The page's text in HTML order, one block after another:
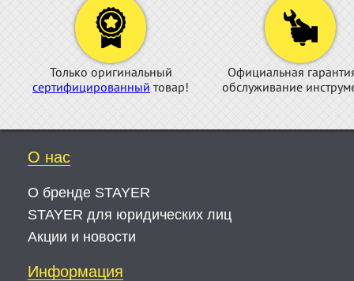
Только оригинальный
сертифицированный товар!
Официальная
обслуживание
О нас
О бренде STAYER
STAYER для юридических лиц
Акции и новости
Информация